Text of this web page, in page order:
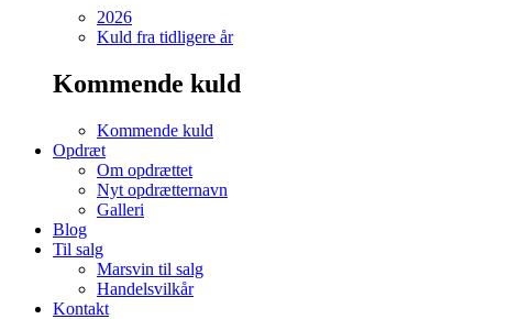
2026
Kuld fra tidligere år
Kommende kuld
Kommende kuld
Opdræt
Om opdrættet
Nyt opdrætternavn
Galleri
Blog
Til salg
Marsvin til salg
Handelsvilkår
Kontakt